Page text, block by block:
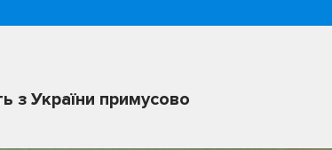
з України примусово